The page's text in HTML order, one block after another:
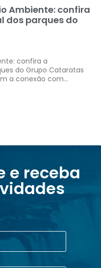
Ambiente: confira
dos parques do
confira a
do Grupo Cataratas
a conexão com...
e receba